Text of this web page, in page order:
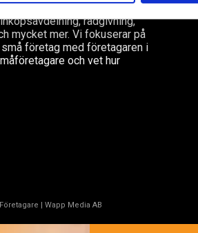
medlemstjänster och
rådgivning,
mycket mer. Vi fokuserar på
företag med företagaren i
och vet hur
| Wapp Media AB